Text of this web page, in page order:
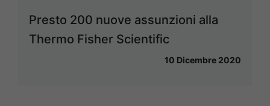
Presto 200 nuove assunzioni alla
Thermo Fisher Scientific
10 Dicembre 2020